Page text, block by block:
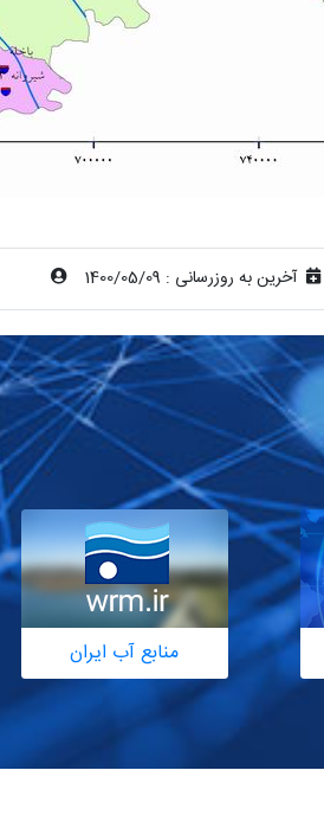
آخرین به روزرسانی : 1400/05/09
منابع آب ایران